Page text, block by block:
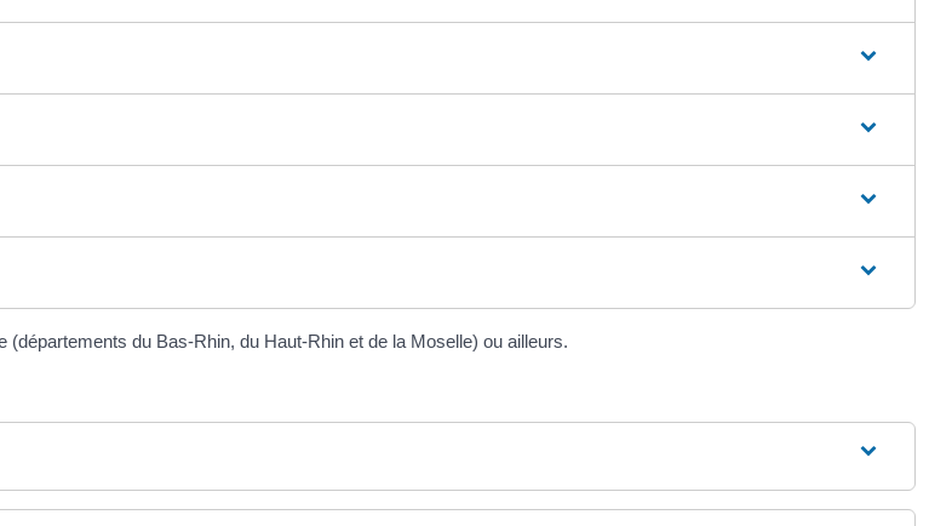
du Bas-Rhin, du Haut-Rhin et de la Moselle) ou ailleurs.